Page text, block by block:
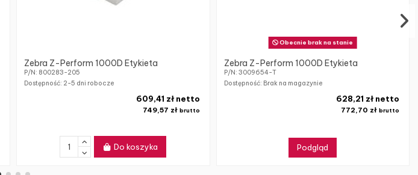
Zebra Z-Perform 1000D Etykieta
P/N: 800283-205
Dostępność: 2-5 dni robocze
749,57 zł brutto
609,41 zł netto
Do koszyka
Obecnie brak na stanie
Zebra Z-Perform 1000D Etykieta
P/N: 3009654-T
Dostępność: Brak na magazynie
772,70 zł brutto
628,21 zł netto
Podgląd